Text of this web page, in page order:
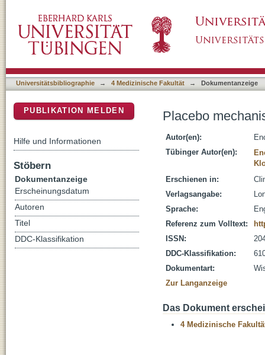
Universitätsbibliographie → 4 Medizinische Fakultät → Dokumentanzeige
Placebo
Autor(en):
Tübinger Autor(en):
Erschienen in:
Verlagsangabe:
Sprache:
Referenz zum Volltext:
ISSN:
DDC-Klassifikation:
Dokumentart:
Zur Langanzeige
Das Dokument
4 Medizinische
PUBLIKATION MELDEN
Hilfe und Informationen
Stöbern
Dokumentanzeige
Erscheinungsdatum
Autoren
Titel
DDC-Klassifikation